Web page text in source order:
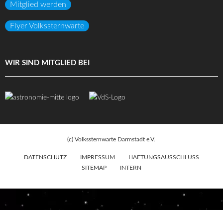
Mitglied werden
Flyer Volkssternwarte
WIR SIND MITGLIED BEI
(c) Volkssternwarte Darmstadt e.V.
DATENSCHUTZ IMPRESSUM
HAFTUNGSAUSSCHLUSS
SITEMAP
INTERN